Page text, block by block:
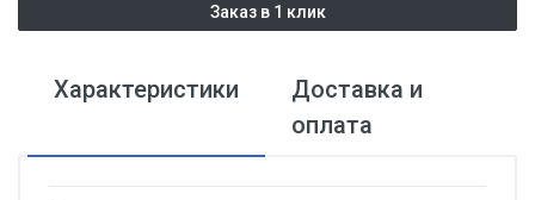
Заказ в 1 клик
Характеристики
Доставка и
оплата